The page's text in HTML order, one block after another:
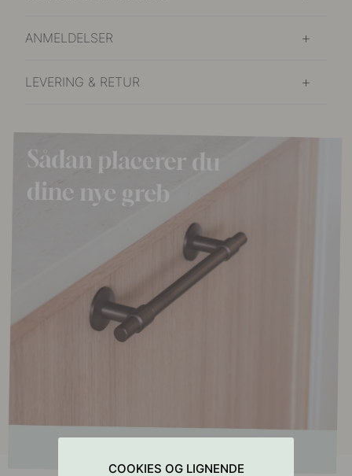
ANMELDELSER
LEVERING & RETUR
COOKIES OG LIGNENDE